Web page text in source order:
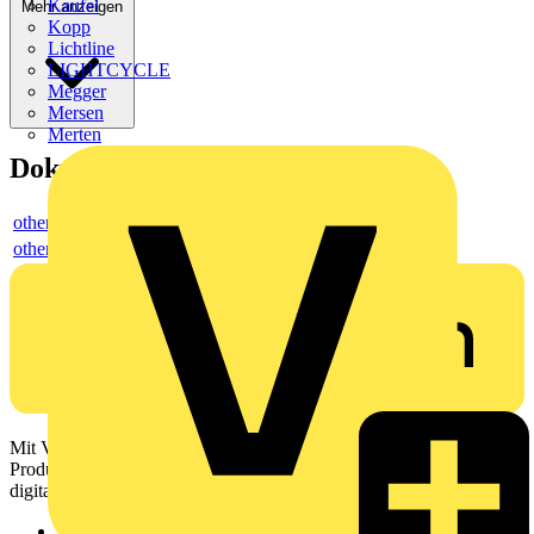
Kaufel
Kopp
Lichtline
LIGHTCYCLE
Megger
Mersen
Merten
Mehr anzeigen
Dokumente
others
others
Mit Voltimum erhalten Elektrofachkräfte Zugang zu Branchennews,
Produktinformationen, Schulungen und Tools – alles auf einer
digitalen Plattform und Community.